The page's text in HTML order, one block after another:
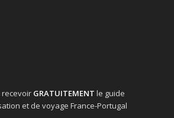
GRATUITEMENT le guide
et de voyage France-Portugal